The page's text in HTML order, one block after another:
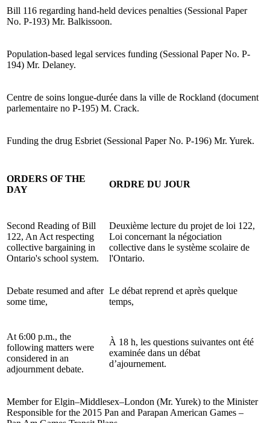
Bill 116 regarding hand-held devices penalties (Sessional Paper
No. P-193) Mr. Balkissoon.
Population-based legal services funding (Sessional Paper No. P-
194) Mr. Delaney.
Centre de soins longue-durée dans la ville de Rockland (document
parlementaire no P-195) M. Crack.
Funding the drug Esbriet (Sessional Paper No. P-196) Mr. Yurek.
ORDERS OF THE
DAY
ORDRE DU JOUR
Second Reading of Bill
122, An Act respecting
collective bargaining in
Ontario's school system.
Deuxième lecture du projet de loi 122,
Loi concernant la négociation
collective dans le système scolaire de
l'Ontario.
Debate resumed and after
some time,
Le débat reprend et après quelque
temps,
At 6:00 p.m., the
following matters were
considered in an
adjournment debate.
À 18 h, les questions suivantes ont été
examinée dans un débat
d’ajournement.
Member for Elgin–Middlesex–London (Mr. Yurek) to the Minister
Responsible for the 2015 Pan and Parapan American Games –